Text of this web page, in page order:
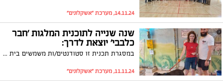
14.11.24, מערכת "אשקלונים"
שנה שנייה לתוכנית המלגות 'חבר
כלבבי' יוצאת לדרך:
במסגרת תכנית זו סטודנטים/ות משמשים בית אומנה זמני לכלבים הממתינים לאימוץ, למתן מחסה וטיפול, עד למציאת בית חם וקבוע.
11.11.24, מערכת "אשקלונים"